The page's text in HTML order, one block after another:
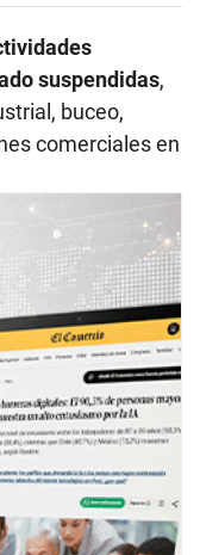
suspendidas,
buceo,
comerciales en